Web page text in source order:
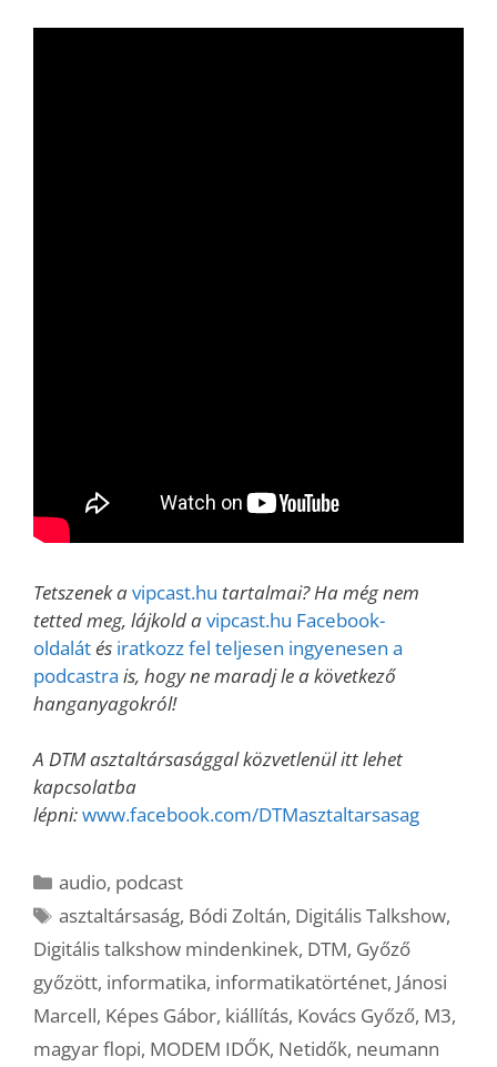
Tetszenek avipcast.hu tartalmai? Ha még nem
tetted meg, lájkold avipcast.hu Facebook-
oldalátés iratkozz fel teljesen ingyenesen a
podcastra is, hogy ne maradj le a következő
hanganyagokról!
A DTM asztaltársasággal közvetlenül itt lehet
kapcsolatba
lépni:www.facebook.com/DTMasztaltarsasag
Kategória
audio, podcast
Címkék
asztaltársaság, Bódi Zoltán, Digitális Talkshow,
Digitális talkshow mindenkinek, DTM, Győző
győzött, informatika, informatikatörténet, Jánosi
Marcell, Képes Gábor, kiállítás, Kovács Győző, M3,
magyar flopi, MODEM IDŐK, Netidők, neumann